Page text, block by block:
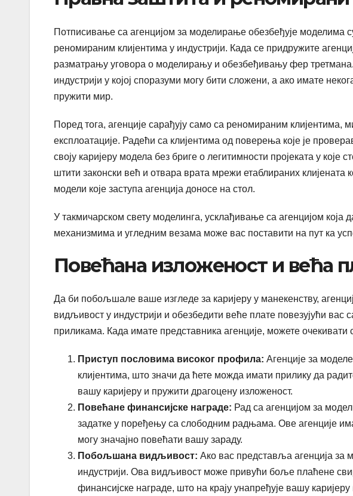
Потписивање са агенцијом за моделирање обезбеђује моделима
реномираним клијентима у индустрији. Када се придружите
разматрању уговора о моделирању и обезбеђивању фер
индустрији у којој споразуми могу бити сложени, а ако имате
пружити мир.
Поред тога, агенције сарађују само са реномираним клијентима,
експлоатације. Радећи са клијентима од поверења које је
своју каријеру модела без бриге о легитимности пројеката у
штити законски већ и отвара врата мрежи етаблираних клијената
модели које заступа агенција доносе на стол.
У такмичарском свету моделинга, усклађивање са агенцијом која
механизмима и угледним везама може вас поставити на пут ка
Повећана изложеност и већа
Да би побољшале ваше изгледе за каријеру у манекенству,
видљивост у индустрији и обезбедити веће плате повезујући
приликама. Када имате представника агенције, можете очекивати
Приступ пословима високог профила: Агенције за
клијентима, што значи да ћете можда имати прилику да
вашу каријеру и пружити драгоцену изложеност.
Повећане финансијске награде: Рад са агенцијом за
задатке у поређењу са слободним радњама. Ове агенције
могу значајно повећати вашу зараду.
Побољшана видљивост: Ако вас представља агенција за
индустрији. Ова видљивост може привући боље плаћене
финансијске награде, што на крају унапређује вашу